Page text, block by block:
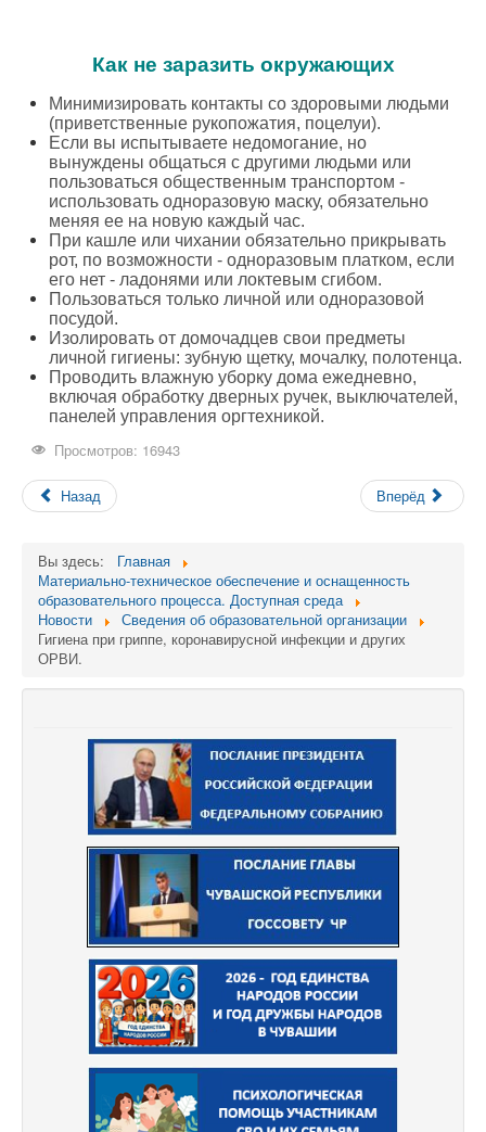
Как не заразить окружающих
Минимизировать контакты со здоровыми людьми
(приветственные рукопожатия, поцелуи).
Если вы испытываете недомогание, но
вынуждены общаться с другими людьми или
пользоваться общественным транспортом -
использовать одноразовую маску, обязательно
меняя ее на новую каждый час.
При кашле или чихании обязательно прикрывать
рот, по возможности - одноразовым платком, если
его нет - ладонями или локтевым сгибом.
Пользоваться только личной или одноразовой
посудой.
Изолировать от домочадцев свои предметы
личной гигиены: зубную щетку, мочалку, полотенца.
Проводить влажную уборку дома ежедневно,
включая обработку дверных ручек, выключателей,
панелей управления оргтехникой.
Просмотров: 16943
Назад Вперёд
Вы здесь:
Главная
Материально-техническое обеспечение и оснащенность
образовательного процесса. Доступная среда
Новости
Сведения об образовательной организации
Гигиена при гриппе, коронавирусной инфекции и других
ОРВИ.